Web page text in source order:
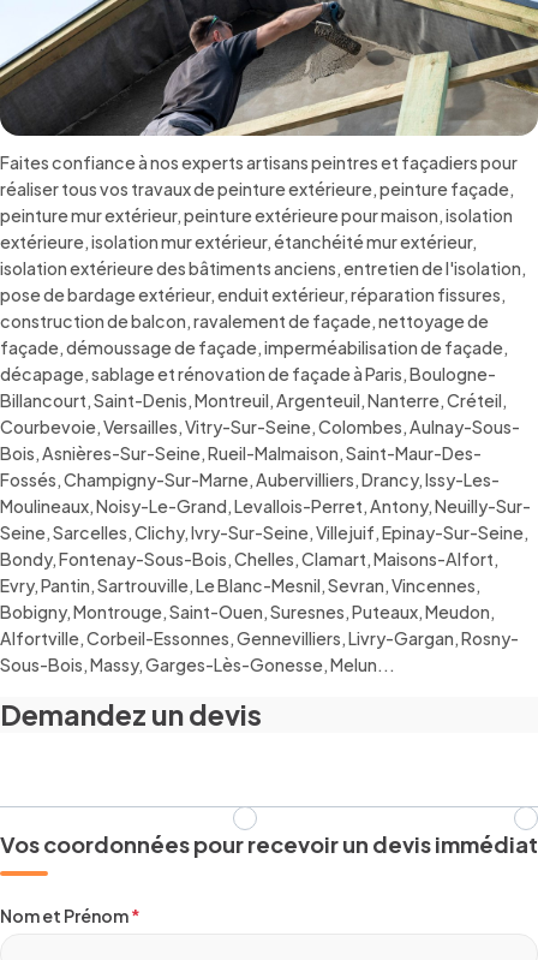
Faites confiance à nos experts artisans peintres et façadiers pour
réaliser tous vos travaux de peinture extérieure, peinture façade,
peinture mur extérieur, peinture extérieure pour maison, isolation
extérieure, isolation mur extérieur, étanchéité mur extérieur,
isolation extérieure des bâtiments anciens, entretien de l'isolation,
pose de bardage extérieur, enduit extérieur, réparation fissures,
construction de balcon, ravalement de façade, nettoyage de
façade, démoussage de façade, imperméabilisation de façade,
décapage, sablage et rénovation de façade à Paris, Boulogne-
Billancourt, Saint-Denis, Montreuil, Argenteuil, Nanterre, Créteil,
Courbevoie, Versailles, Vitry-Sur-Seine, Colombes, Aulnay-Sous-
Bois, Asnières-Sur-Seine, Rueil-Malmaison, Saint-Maur-Des-
Fossés, Champigny-Sur-Marne, Aubervilliers, Drancy, Issy-Les-
Moulineaux, Noisy-Le-Grand, Levallois-Perret, Antony, Neuilly-Sur-
Seine, Sarcelles, Clichy, Ivry-Sur-Seine, Villejuif, Epinay-Sur-Seine,
Bondy, Fontenay-Sous-Bois, Chelles, Clamart, Maisons-Alfort,
Evry, Pantin, Sartrouville, Le Blanc-Mesnil, Sevran, Vincennes,
Bobigny, Montrouge, Saint-Ouen, Suresnes, Puteaux, Meudon,
Alfortville, Corbeil-Essonnes, Gennevilliers, Livry-Gargan, Rosny-
Sous-Bois, Massy, Garges-Lès-Gonesse, Melun...
Demandez un devis
Vos coordonnées pour recevoir un devis immédiat
Nom et Prénom*